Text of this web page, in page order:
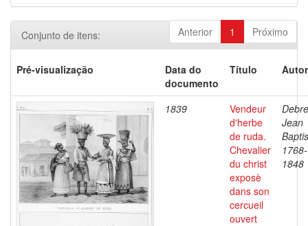
Anterior 1 Próximo
Conjunto de itens:
Pré-visualização
Data do
documento
Título
1839
Vendeur
d'herbe
de ruda.
Chevalier
du christ
exposè
dans son
cercueil
ouvert
Jean
1768-
1848